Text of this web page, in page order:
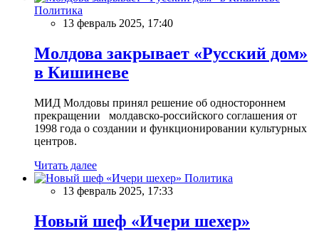
Политика
13 февраль 2025, 17:40
Молдова закрывает «Русский дом»
в Кишиневе
МИД Молдовы принял решение об одностороннем
прекращении молдавско-российского соглашения от
1998 года о создании и функционировании культурных
центров.
Читать далее
Политика
13 февраль 2025, 17:33
Новый шеф «Ичери шехер»